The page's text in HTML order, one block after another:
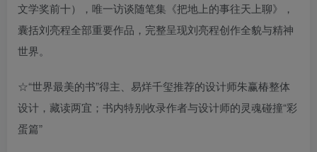
文学奖前十），唯一访谈随笔集《把地上的事往天上聊》，
囊括刘亮程全部重要作品，完整呈现刘亮程创作全貌与精神
世界。
☆“世界最美的书”得主、易烊千玺推荐的设计师朱赢椿整体
设计，藏读两宜；书内特别收录作者与设计师的灵魂碰撞“彩
蛋篇”